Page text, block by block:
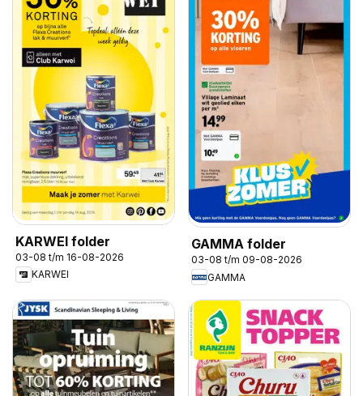
KARWEI folder
03-08 t/m 16-08-2026
KARWEI
GAMMA folder
03-08 t/m 09-08-2026
GAMMA